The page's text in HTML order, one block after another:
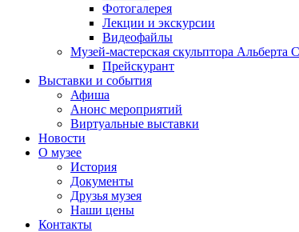
Фотогалерея
Лекции и экскурсии
Видеофайлы
Музей-мастерская скульптора Альберта
Прейскурант
Выставки и события
Афиша
Анонс мероприятий
Виртуальные выставки
Новости
О музее
История
Документы
Друзья музея
Наши цены
Контакты